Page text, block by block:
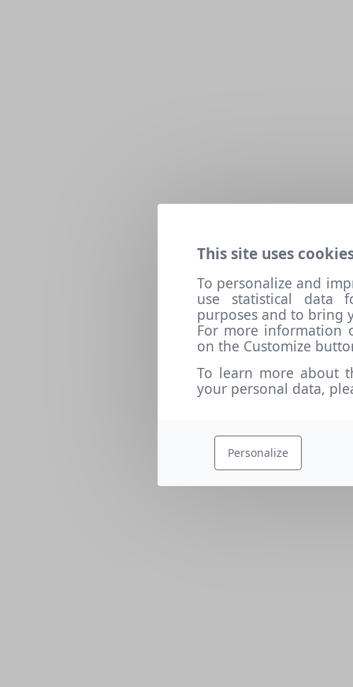
This site uses
To personalize and
use statistical data
purposes and to bring
For more information
on the Customize
To learn more about
your personal data,
Personalize